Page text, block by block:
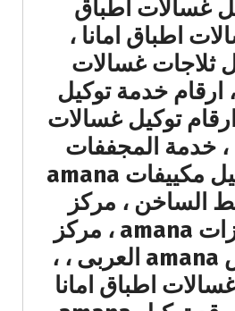
غسالات اطباق
اطباق امانا ،
ثلاجات غسالات
، ارقام خدمة توكيل
توكيل غسالات
، خدمة المجففات
amana ، توكيل مكييفات amana
الساخن ، مركز
خدمة بوتاجازات amana ، مركز
خدمة مكانس amana العربى ، ،
اطباق امانا